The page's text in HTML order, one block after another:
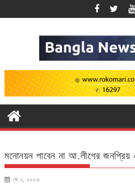
to
মনোনয়ন পাবেন না আ.লীগের জনপ্রিয়
মে ২, ২০২৩